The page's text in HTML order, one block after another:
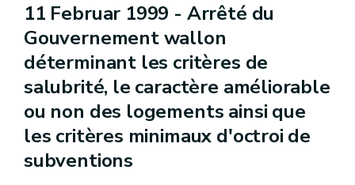
11 Februar 1999 - Arrêté du
Gouvernement wallon
déterminant les critères de
salubrité, le caractère améliorable
ou non des logements ainsi que
les critères minimaux d'octroi de
subventions